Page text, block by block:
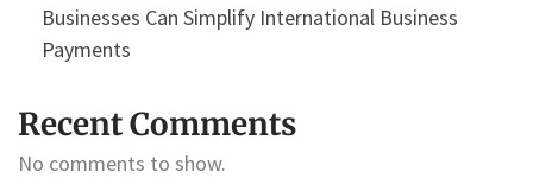
Businesses Can Simplify International Business
Payments
Recent Comments
No comments to show.